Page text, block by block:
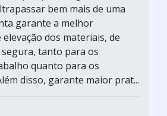
bem mais de uma
garante a melhor
dos materiais, de
tanto para os
quanto para os
disso, garante maior prat...